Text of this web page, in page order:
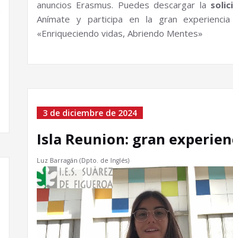
anuncios Erasmus. Puedes descargar la
Anímate y participa en la gran experiencia
«Enriqueciendo vidas, Abriendo Mentes»
3 de diciembre de 2024
Isla Reunion: gran
Luz Barragán (Dpto. de Inglés)